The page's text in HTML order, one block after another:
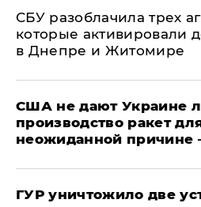
СБУ разоблачила трех
которые активировали
в Днепре и Житомире
США не дают Украине
производство ракет
неожиданной причине
ГУР уничтожило две